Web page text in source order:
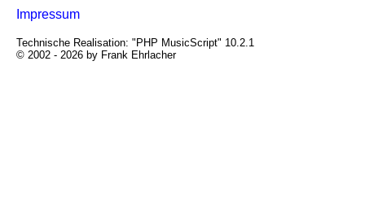
Impressum
Technische Realisation: "PHP MusicScript" 10.2.1
© 2002 - 2026 by Frank Ehrlacher